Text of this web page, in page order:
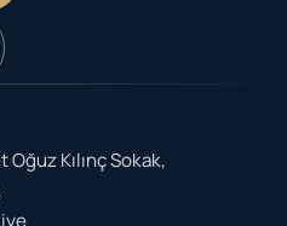
Kılınç Sokak,